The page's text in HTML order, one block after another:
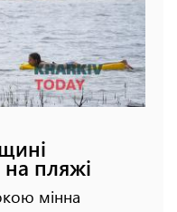
пляжі
мінна